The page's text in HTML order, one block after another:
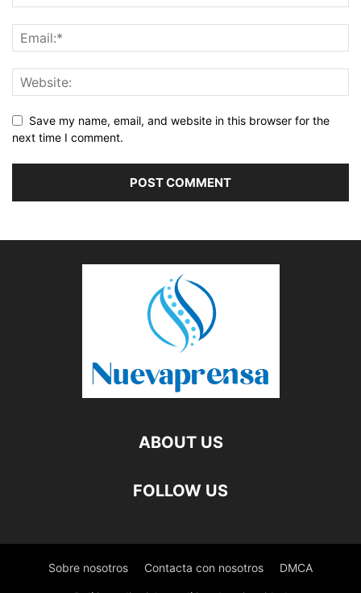
Save my name, email, and website in this browser for the
next time I comment.
ABOUT US
FOLLOW US
Sobre nosotros Contacta con nosotros DMCA